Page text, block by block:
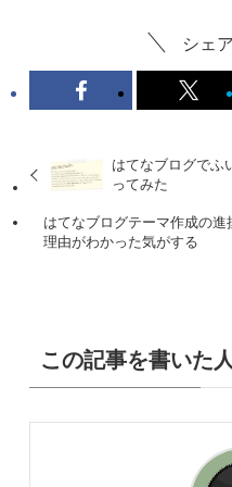
シェ
はてなブログでふ
ってみた
はてなブログテーマ作成の
理由がわかった気がする
この記事を書いた人